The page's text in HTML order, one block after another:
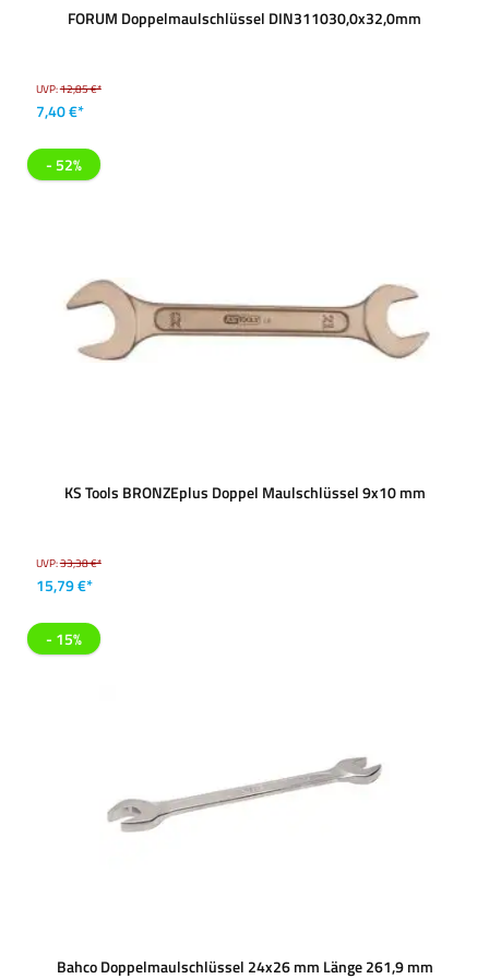
FORUM Doppelmaulschlüssel DIN311030,0x32,0mm
UVP:12,85 €*
7,40 €*
- 52%
KS Tools BRONZEplus Doppel Maulschlüssel 9x10 mm
UVP:33,38 €*
15,79 €*
- 15%
Bahco Doppelmaulschlüssel 24x26 mm Länge 261,9 mm